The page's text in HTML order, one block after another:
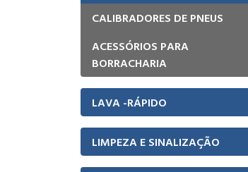
CALIBRADORES DE PNEUS
ACESSÓRIOS PARA
BORRACHARIA
LAVA -RÁPIDO
LIMPEZA E SINALIZAÇÃO